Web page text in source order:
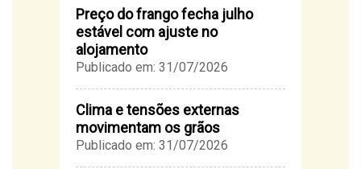
Preço do frango fecha julho
estável com ajuste no
alojamento
Publicado em: 31/07/2026
Clima e tensões externas
movimentam os grãos
Publicado em: 31/07/2026